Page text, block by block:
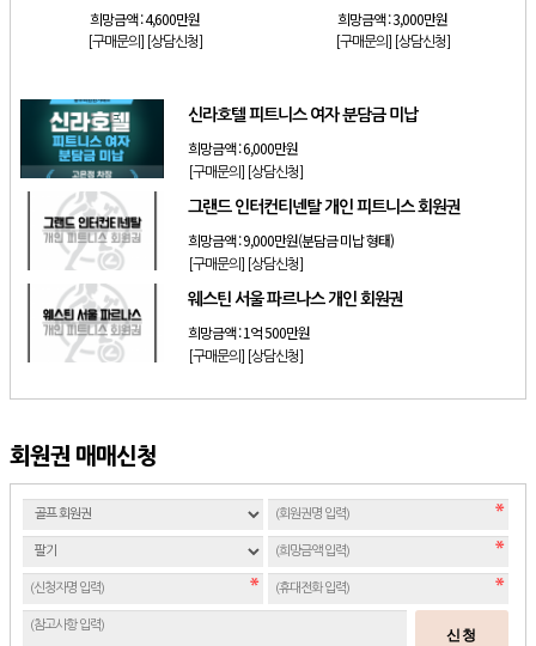
희망금액 :4,600만원
[구매문의] [상담신청]
희망금액 :3,000만원
[구매문의] [상담신청]
신라호텔 피트니스 여자 분담금 미납
희망금액 :6,000만원
[구매문의] [상담신청]
그랜드 인터컨티넨탈 개인 피트니스 회원권
희망금액 :9,000만원(분담금 미납 형태)
[구매문의] [상담신청]
웨스틴 서울 파르나스 개인 회원권
희망금액 :1억 500만원
[구매문의] [상담신청]
회원권 매매신청
신청